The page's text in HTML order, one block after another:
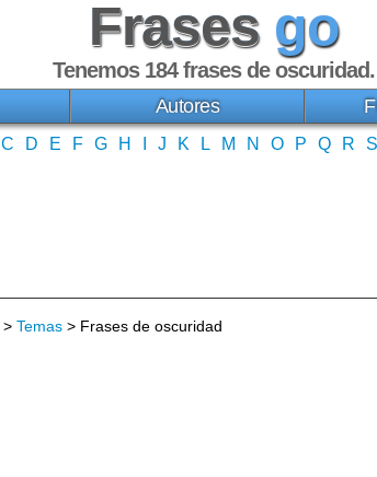
Frases go
Tenemos 184frases de oscuridad.
Autores
C D E F G H J K L M N O P Q R S
> Temas > Frases de oscuridad